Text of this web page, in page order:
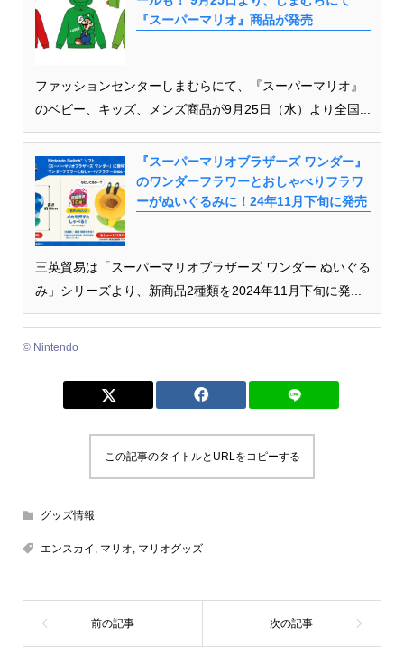
『スーパーマリオ』商品が発売
ファッションセンターしまむらにて、『スーパーマリオ』
のベビー、キッズ、メンズ商品が9月25日（水）より全国...
『スーパーマリオブラザーズ ワンダー』
のワンダーフラワーとおしゃべりフラワ
ーがぬいぐるみに！24年11月下旬に発売
三英貿易は「スーパーマリオブラザーズ ワンダー ぬいぐる
み」シリーズより、新商品2種類を2024年11月下旬に発...
© Nintendo
この記事のタイトルとURLをコピーする
グッズ情報
エンスカイ , マリオ, マリオグッズ